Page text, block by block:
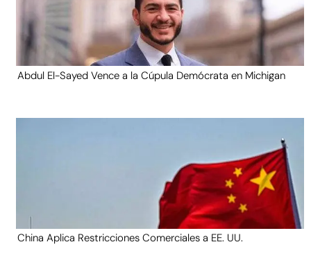
Abdul El-Sayed Vence a la Cúpula Demócrata en Michigan
China Aplica Restricciones Comerciales a EE. UU.